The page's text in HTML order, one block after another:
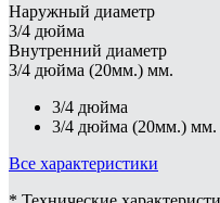
Наружный диаметр
3/4 дюйма
Внутренний диаметр
3/4 дюйма (20мм.) мм.
3/4 дюйма
3/4 дюйма (20мм.) мм.
Все характеристики